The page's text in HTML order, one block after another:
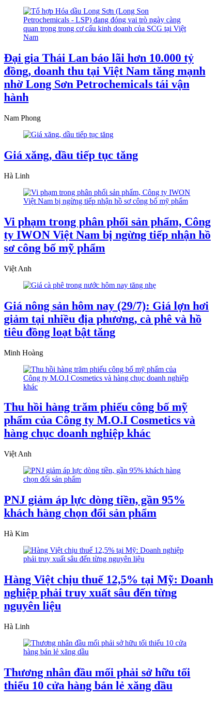
Đại gia Thái Lan báo lãi hơn 10.000 tỷ
đồng, doanh thu tại Việt Nam tăng mạnh
nhờ Long Sơn Petrochemicals tái vận
hành
Nam Phong
Giá xăng, dầu tiếp tục tăng
Hà Linh
Vi phạm trong phân phối sản phẩm, Công
ty IWON Việt Nam bị ngừng tiếp nhận hồ
sơ công bố mỹ phẩm
Việt Anh
Giá nông sản hôm nay (29/7): Giá lợn hơi
giảm tại nhiều địa phương, cà phê và hồ
tiêu đồng loạt bật tăng
Minh Hoàng
Thu hồi hàng trăm phiếu công bố mỹ
phẩm của Công ty M.O.I Cosmetics và
hàng chục doanh nghiệp khác
Việt Anh
PNJ giảm áp lực dòng tiền, gần 95%
khách hàng chọn đổi sản phẩm
Hà Kim
Hàng Việt chịu thuế 12,5% tại Mỹ: Doanh
nghiệp phải truy xuất sâu đến từng
nguyên liệu
Hà Linh
Thương nhân đầu mối phải sở hữu tối
thiểu 10 cửa hàng bán lẻ xăng dầu